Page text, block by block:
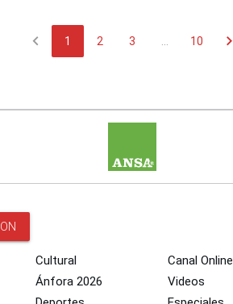
chevron_left 1 2 3 10 chevron_right
Cultural
Ánfora 2026
Canal Online
Videos